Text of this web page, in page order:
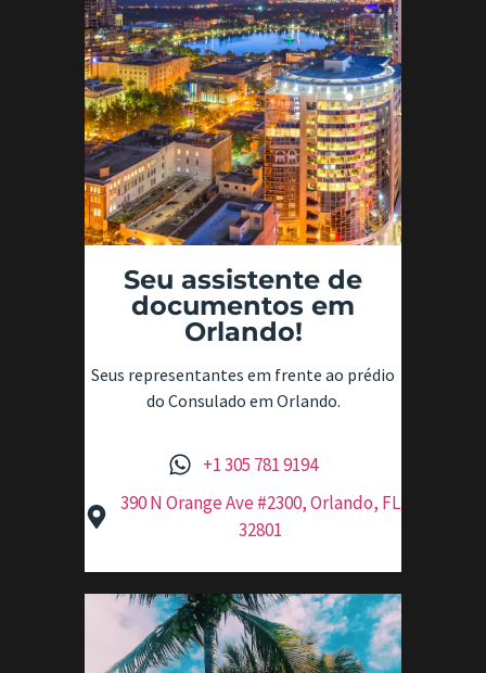
Seu assistente de
documentos em
Orlando!
Seus representantes em frente ao prédio
do Consulado em Orlando.
+1 305 781 9194
390 N Orange Ave #2300, Orlando, FL
32801